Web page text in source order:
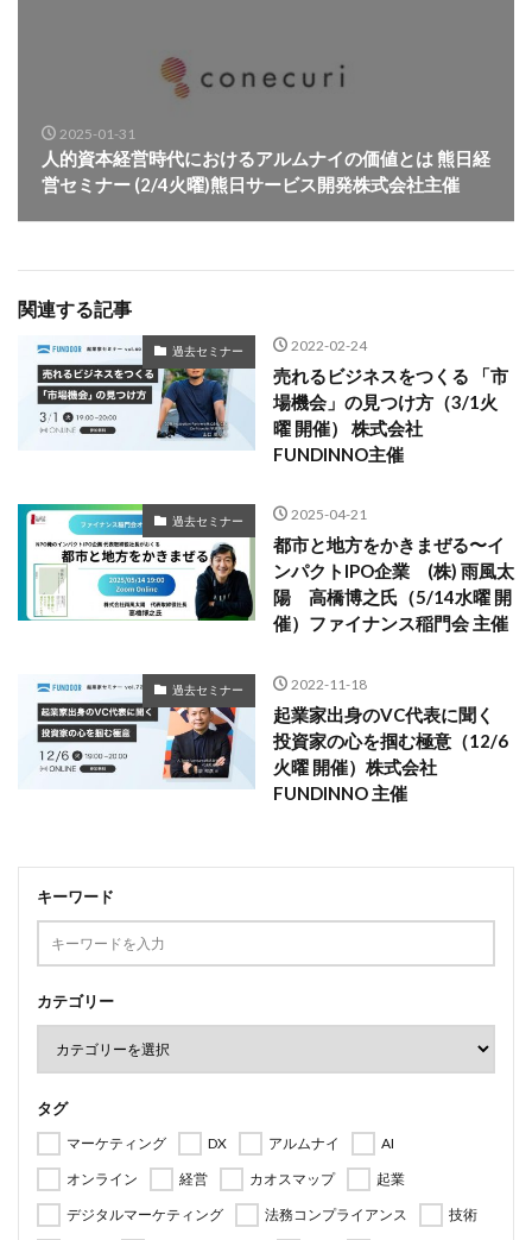
2025-01-31
人的資本経営時代におけるアルムナイの価値とは 熊日経
営セミナー (2/4火曜)熊日サービス開発株式会社主催
関連する記事
過去セミナー 2022-02-24
売れるビジネスをつくる 「市
場機会」の見つけ方（3/1火
曜 開催） 株式会社
FUNDINNO主催
過去セミナー 2025-04-21
都市と地方をかきまぜる〜イ
ンパクトIPO企業 (株) 雨風太
陽 高橋博之氏（5/14水曜 開
催）ファイナンス稲門会 主催
過去セミナー 2022-11-18
起業家出身のVC代表に聞く
投資家の心を掴む極意（12/6
火曜 開催）株式会社
FUNDINNO 主催
キーワード
カテゴリー
タグ
マーケティング DX アルムナイ
AI
オンライン
経営 カオスマップ
起業
デジタルマーケティング
法務コンプライアンス
技術